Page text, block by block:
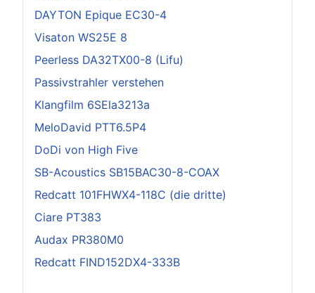
DAYTON Epique EC30-4
Visaton WS25E 8
Peerless DA32TX00-8 (Lifu)
Passivstrahler verstehen
Klangfilm 6SEla3213a
MeloDavid PTT6.5P4
DoDi von High Five
SB-Acoustics SB15BAC30-8-COAX
Redcatt 101FHWX4-118C (die dritte)
Ciare PT383
Audax PR380M0
Redcatt FIND152DX4-333B